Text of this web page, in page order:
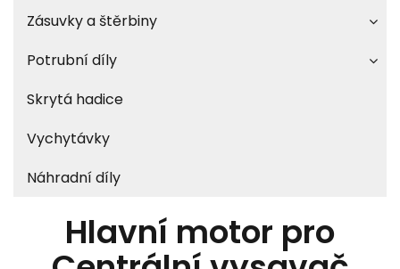
Zásuvky a štěrbiny
Potrubní díly
Skrytá hadice
Vychytávky
Náhradní díly
Hlavní motor pro